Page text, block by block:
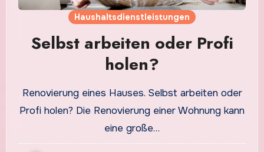
Haushaltsdienstleistungen
Selbst arbeiten oder Profi
holen?
Renovierung eines Hauses. Selbst arbeiten oder
Profi holen? Die Renovierung einer Wohnung kann
eine große…